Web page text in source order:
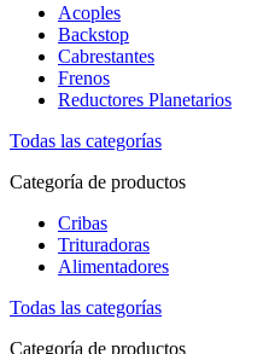
Acoples
Backstop
Cabrestantes
Frenos
Reductores Planetarios
Todas las categorías
Categoría de productos
Cribas
Trituradoras
Alimentadores
Todas las categorías
Categoría de productos